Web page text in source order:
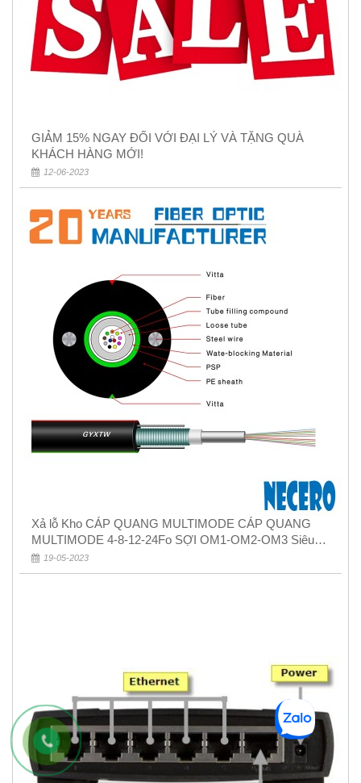
GIẢM 15% NGAY ĐỐI VỚI ĐẠI LÝ VÀ TẶNG QUÀ
KHÁCH HÀNG MỚI!
12-06-2023
Xả lỗ Kho CÁP QUANG MULTIMODE CÁP QUANG
MULTIMODE 4-8-12-24Fo SỢI OM1-OM2-OM3 Siêu
Rẻ 5k
19-05-2023